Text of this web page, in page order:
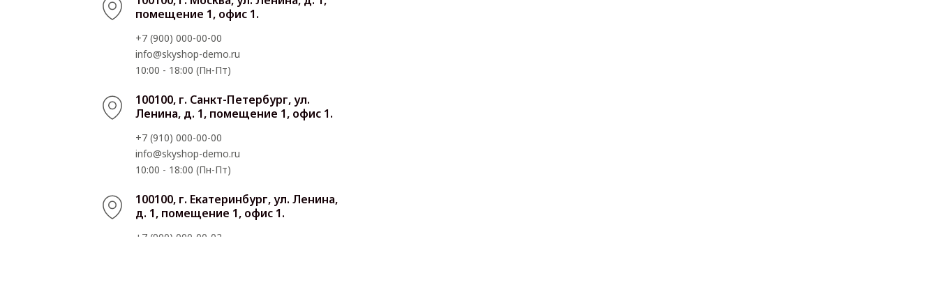
помещение 1, офис 1.
+7 (900) 000-00-00
info@skyshop-demo.ru
10:00 - 18:00 (Пн-Пт)
100100, г. Санкт-Петербург, ул.
Ленина, д. 1, помещение 1, офис 1.
+7 (910) 000-00-00
info@skyshop-demo.ru
10:00 - 18:00 (Пн-Пт)
100100, г. Екатеринбург, ул. Ленина,
д. 1, помещение 1, офис 1.
+7 (900) 000-00-02